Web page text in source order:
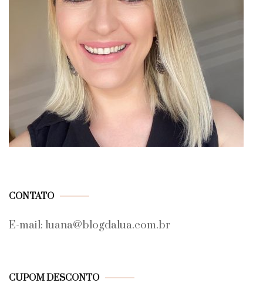
CONTATO
E-mail: luana@blogdalua.com.br
CUPOM DESCONTO